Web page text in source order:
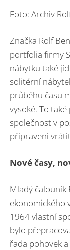
Foto: Archiv
Značka Rolf
portfolia firmy
nábytku také
solitérní
průběhu času
vysoké. To
společnost v
připraveni
Nové časy,
Mladý čalouník
ekonomického
1964 vlastní
bylo
řada pohovek